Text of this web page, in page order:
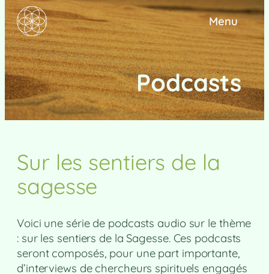
Menu
Podcasts
Sur les sentiers de la
sagesse
Voici une série de podcasts audio sur le thème
: sur les sentiers de la Sagesse. Ces podcasts
seront composés, pour une part importante,
d’interviews de chercheurs spirituels engagés